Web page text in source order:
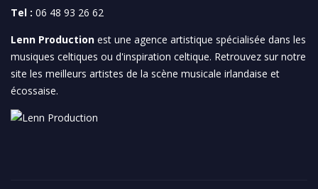
Tel : 06 48 93 26 62
Lenn Production est une agence artistique spécialisée dans les
musiques celtiques ou d'inspiration celtique. Retrouvez sur notre
site les meilleurs artistes de la scène musicale irlandaise et
écossaise.